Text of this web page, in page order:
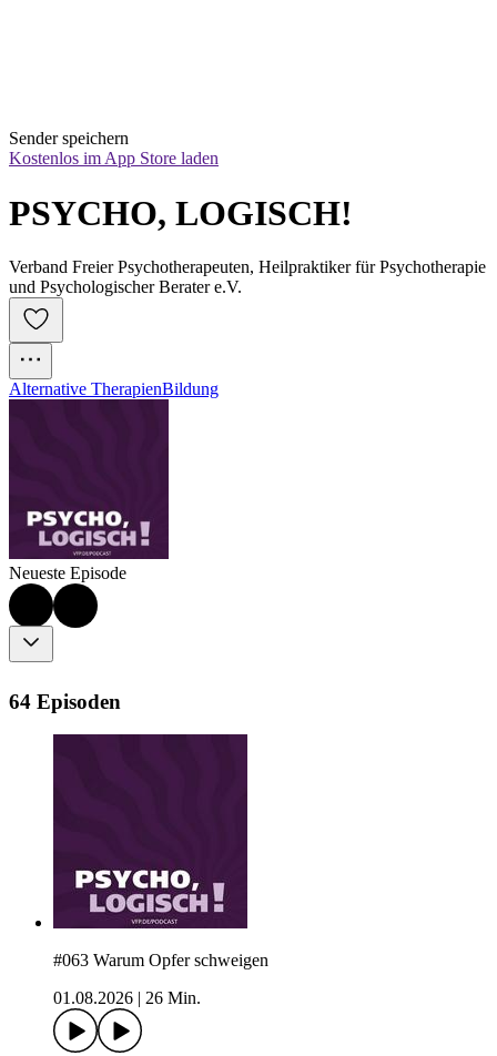
Sender speichern
Kostenlos im App Store laden
PSYCHO, LOGISCH!
Verband Freier Psychotherapeuten, Heilpraktiker für Psychotherapie
und Psychologischer Berater e.V.
Alternative TherapienBildung
Neueste Episode
64 Episoden
#063 Warum Opfer schweigen
01.08.2026
26 Min.